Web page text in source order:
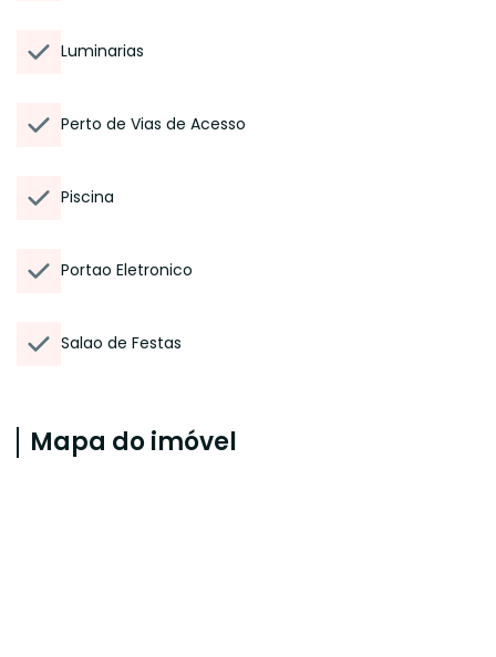
Luminarias
Perto de Vias de Acesso
Piscina
Portao Eletronico
Salao de Festas
Mapa do imóvel